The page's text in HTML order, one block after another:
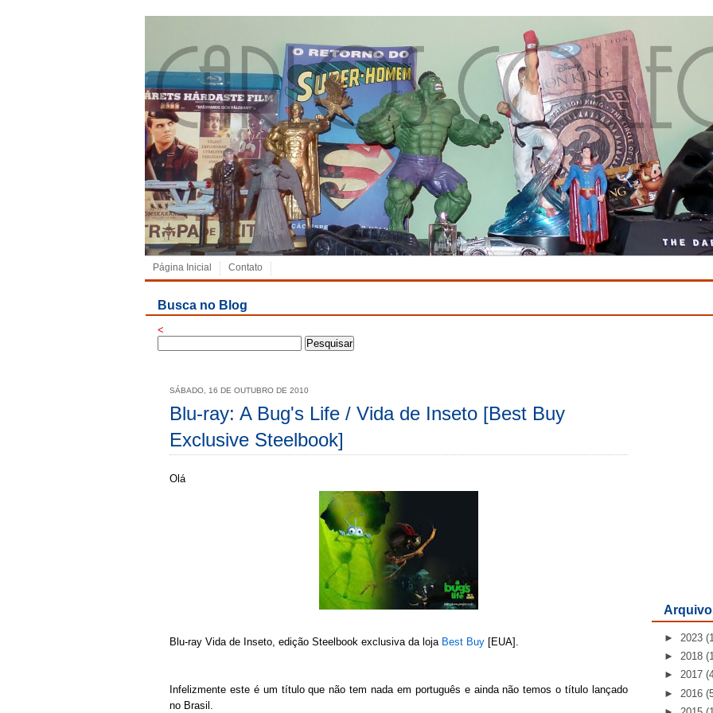
Página Inicial Contato
Busca no Blog
<
SÁBADO, 16 DE OUTUBRO DE 2010
Blu-ray: A Bug's Life / Vida de Inseto [Best Buy
Exclusive Steelbook]
Olá
Blu-ray Vida de Inseto, edição Steelbook exclusiva da loja Best Buy [EUA].
Infelizmente este é um título que não tem nada em português e ainda não temos o título lançado
no Brasil.
► 2023
► 2018
► 2017
► 2016